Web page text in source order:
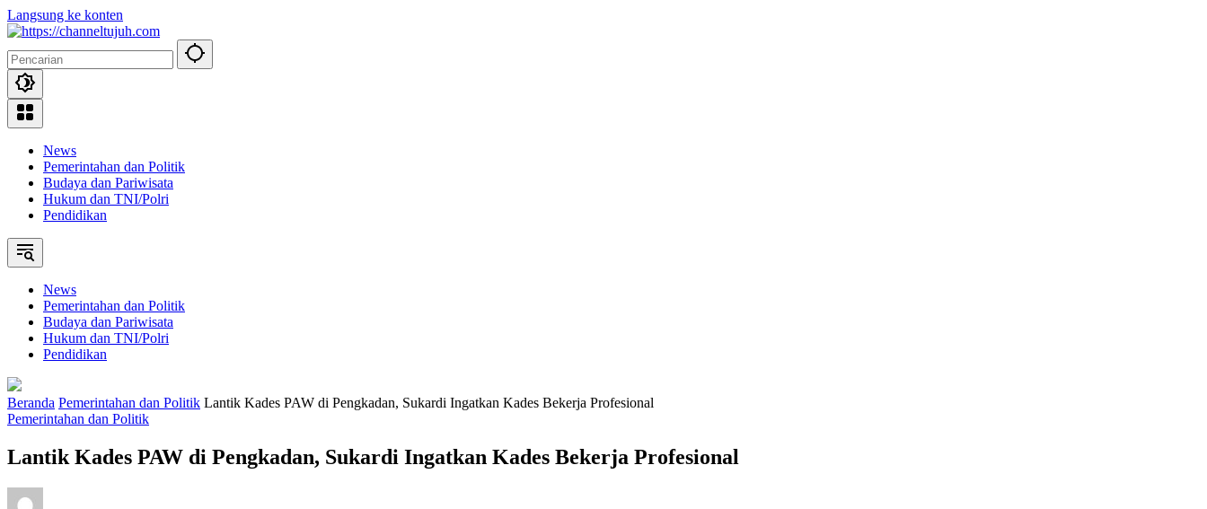
Langsung ke konten
News
Pemerintahan dan Politik
Budaya dan Pariwisata
Hukum dan TNI/Polri
Pendidikan
News
Pemerintahan dan Politik
Budaya dan Pariwisata
Hukum dan TNI/Polri
Pendidikan
Beranda Pemerintahan dan Politik Lantik Kades PAW di Pengkadan, Sukardi Ingatkan Kades Bekerja Profesional
Pemerintahan dan Politik
Lantik Kades PAW di Pengkadan, Sukardi Ingatkan Kades Bekerja Profesional